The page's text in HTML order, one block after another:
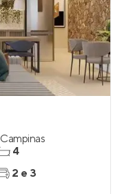
Campinas
4
2 e 3